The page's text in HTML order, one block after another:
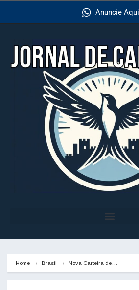
Anuncie Aqui
Home Brasil Nova Carteira de…